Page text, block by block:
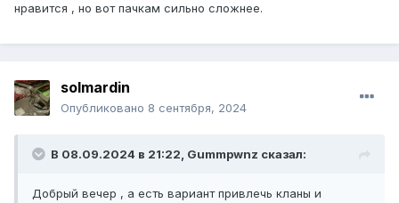
нравится , но вот пачкам сильно сложнее.
solmardin
Опубликовано 8 сентября, 2024
В 08.09.2024 в 21:22, Gummpwnz сказал:
Добрый вечер , а есть вариант привлечь кланы и